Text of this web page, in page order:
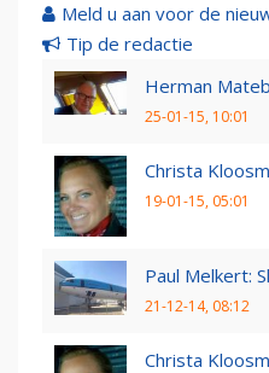
Meld u aan voor de
Tip de redactie
Herman
25-01-15, 10:01
Christa
19-01-15, 05:01
Paul Melkert:
21-12-14, 08:12
Christa